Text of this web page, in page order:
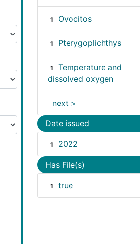
1 Ovocitos
1 Pterygoplichthys
1
Temperature and
dissolved oxygen
next >
Date issued
1 2022
Has File(s)
1 true